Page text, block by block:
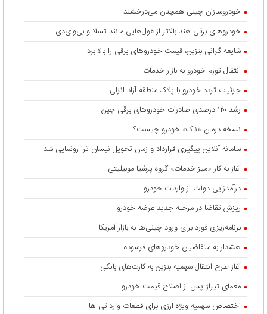
خودروسازان چینی همچنان می‌درخشند
خودروهای برقی هند بالاتر از غول‌هایی مانند تسلا و بی‌وای‌دی
شایعه گرانی بنزین، قیمت خودروهای برقی را بالا برد
انتقال تورم خودرو به بازار خدمات
جزئیات تردد خودرو با پلاک منطقه آزاد انزلی
رشد ۱۲۰ درصدی صادرات خودروهای برقی چین
نسخه درمان «ناک» خودرو چیست؟
سامانه آنلاین پیگیری قرارداد‌ و زمان تحویل نیسان ترا رونمایی شد
آغاز به کار «میز خدمات» گروه پرشیا موبیلیتی
درآمدزایی دولت از واردات خودرو
ریزش تقاضا در مرحله جدید عرضه خودرو
برنامه‌ریزی فورد برای ورود چینی‌ها به بازار آمریکا
هشدار به متقاضیان خودروهای فرسوده
آغاز طرح انتقال سهمیه بنزین به کارت‌های بانکی
معمای تیراژ پس از اصلاح قیمت خودرو
اختصاص سهمیه ویژه ارزی برای قطعات وارداتی ها